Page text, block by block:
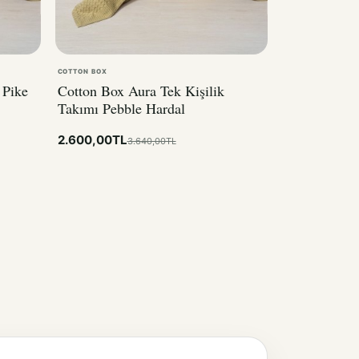
COTTON BOX
Cotton Box Aura Tek Kişilik
Takımı Pebble Hardal
2.600,00TL3.640,00TL